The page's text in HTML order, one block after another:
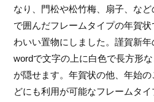
なり、門松や松竹梅、扇子、な
で囲んだフレームタイプの年賀
わいい置物にしました。謹賀新
wordで文字の上に白色で長方形
が隠せます。年賀状の他、年始
どにも利用が可能なフレームタ